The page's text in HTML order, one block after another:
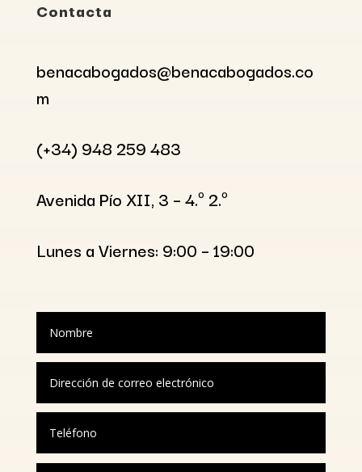
Contacta
benacabogados@benacabogados.co
m
(+34) 948 259 483
Avenida Pío XII, 3 – 4.º 2.º
Lunes a Viernes: 9:00 – 19:00